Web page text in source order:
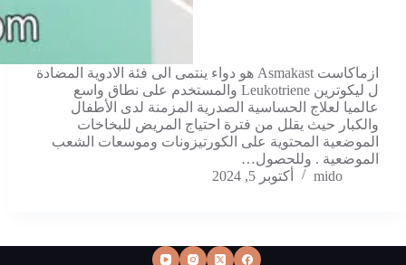
ازماكاست Asmakast هو دواء ينتمى الى فئة الادوية المضادة
ل ليكوترين Leukotriene والمستخدم على نطاق واسع
عالميا لعلاج الحساسية الصدرية المزمنة لدى الأطفال
والكبار حيث يقلل من فترة احتياج المريض للبخاخات
الموضعية المحتوية على الكورتيزونات وموسعات الشعب
الموضعية . وللحصول…
mido
أكتوبر 5, 2024